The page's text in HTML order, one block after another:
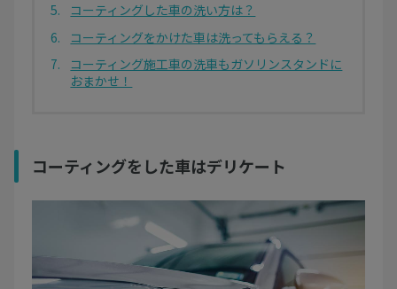
コーティングした車の洗い方は？
コーティングをかけた車は洗ってもらえる？
コーティング施工車の洗車もガソリンスタンドに
おまかせ！
コーティングをした車はデリケート